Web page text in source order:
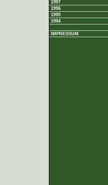
1997
1996
1995
1994
IMPRESSUM